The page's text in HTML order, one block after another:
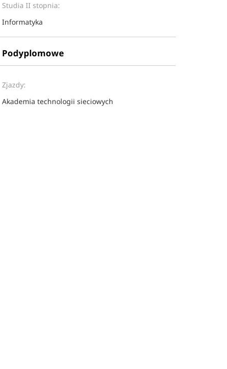
Studia II stopnia:
Informatyka
Podyplomowe
Zjazdy:
Akademia technologii sieciowych